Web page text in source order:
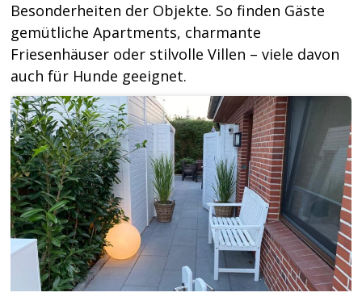
Besonderheiten der Objekte. So finden Gäste
gemütliche Apartments, charmante
Friesenhäuser oder stilvolle Villen – viele davon
auch für Hunde geeignet.